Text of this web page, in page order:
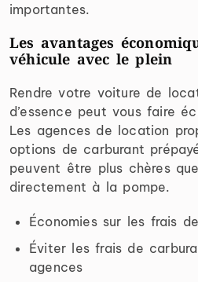
importantes.
Les avantages
véhicule avec le plein
Rendre votre voiture de
d’essence peut vous faire
Les agences de location
options de carburant
peuvent être plus chères
directement à la pompe.
Économies sur les frais
Éviter les frais de
agences